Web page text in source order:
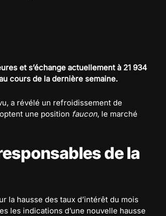
et s’échange actuellement à 21 934
cours de la dernière semaine.
a révélé un refroidissement de
une position faucon, le marché
de la
la hausse des taux d’intérêt du mois
les indications d’une nouvelle hausse